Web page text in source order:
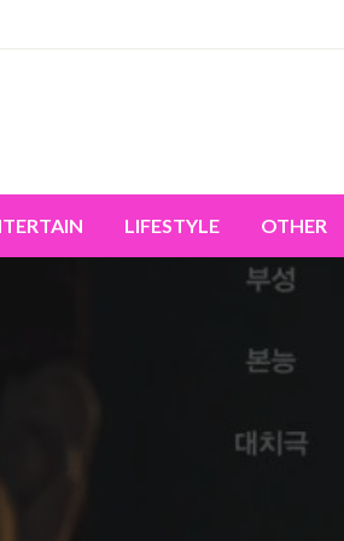
LIFESTYLE OTHER